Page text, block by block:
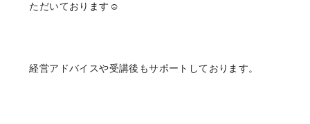
ただいております☺️
経営アドバイスや受講後もサポートしております。